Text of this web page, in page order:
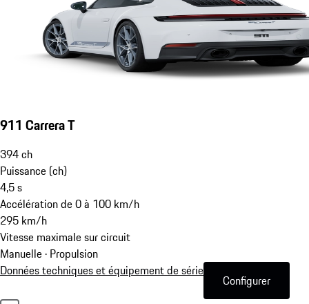
911 Carrera T
394ch
Puissance (ch)
4,5s
Accélération de 0 à 100 km/h
295 km/h
Vitesse maximale sur circuit
Manuelle · Propulsion
Données techniques et équipement de série
Configurer